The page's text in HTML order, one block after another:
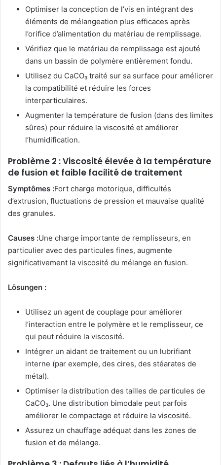
Optimiser la conception de l’vis en intégrant des
éléments de mélangeation plus efficaces après
l’orifice d’alimentation du matériau de remplissage.
Vérifiez que le matériau de remplissage est ajouté
dans un bassin de polymère entièrement fondu.
Utilisez du CaCO₃ traité sur sa surface pour améliorer
la compatibilité et réduire les forces
interparticulaires.
Augmenter la température de fusion (dans des limites
sûres) pour réduire la viscosité et améliorer
l’humidification.
Problème 2 : Viscosité élevée à la température
de fusion et faible facilité de traitement
Symptômes :Fort charge motorique, difficultés
d’extrusion, fluctuations de pression et mauvaise qualité
des granules.
Causes :Une charge importante de remplisseurs, en
particulier avec des particules fines, augmente
significativement la viscosité du mélange en fusion.
Lösungen :
Utilisez un agent de couplage pour améliorer
l’interaction entre le polymère et le remplisseur, ce
qui peut réduire la viscosité.
Intégrer un aidant de traitement ou un lubrifiant
interne (par exemple, des cires, des stéarates de
métal).
Optimiser la distribution des tailles de particules de
CaCO₃. Une distribution bimodale peut parfois
améliorer le compactage et réduire la viscosité.
Assurez un chauffage adéquat dans les zones de
fusion et de mélange.